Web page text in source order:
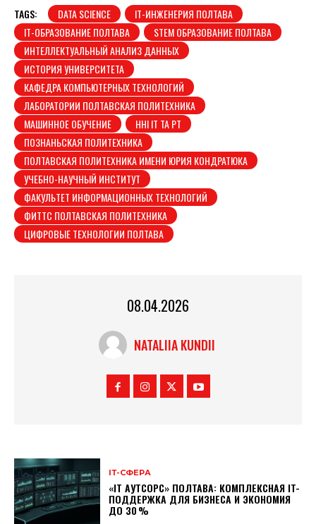
TAGS: DATA SCIENCE
IT-ИНЖЕНЕРИЯ ПОЛТАВА
IT-ОБРАЗОВАНИЕ ПОЛТАВА
STEM ОБРАЗОВАНИЕ ПОЛТАВА
ИНТЕЛЛЕКТУАЛЬНЫЙ АНАЛИЗ ДАННЫХ
ИСТОРИЯ УНИВЕРСИТЕТА
КАФЕДРА КОМПЬЮТЕРНЫХ ТЕХНОЛОГИЙ
ЛАБОРАТОРИИ ПОЛТАВСКАЯ ПОЛИТЕХНИКА
МАШИННОЕ ОБУЧЕНИЕ
ННІ ІТ ТА РТ
ПОЗНАНЬСКАЯ ПОЛИТЕХНИКА
ПОЛТАВСКАЯ ПОЛИТЕХНИКА ИМЕНИ ЮРИЯ КОНДРАТЮКА
УЧЕБНО-НАУЧНЫЙ ИНСТИТУТ
ФАКУЛЬТЕТ ИНФОРМАЦИОННЫХ ТЕХНОЛОГИЙ
ФИТТС ПОЛТАВСКАЯ ПОЛИТЕХНИКА
ЦИФРОВЫЕ ТЕХНОЛОГИИ ПОЛТАВА
08.04.2026
NATALIIA KUNDII
ІТ-СФЕРА
«IT АУТСОРС» ПОЛТАВА: КОМПЛЕКСНАЯ IT-
ПОДДЕРЖКА ДЛЯ БИЗНЕСА И ЭКОНОМИЯ
ДО 30 %